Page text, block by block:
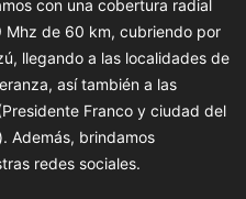
con una cobertura radial
de 60 km, cubriendo por
llegando a las localidades de
así también a las
Franco y ciudad del
Además, brindamos
redes sociales.